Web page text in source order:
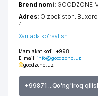
Mamlakat kodi: +998
E-mail: info@goodzone.uz
goodzone.uz
+99871 ...Qo'ng'iroq
Brend nomi: GOODZONE
Adres: O'zbekiston,
4
Xaritada ko'rsatish